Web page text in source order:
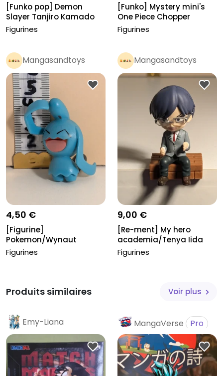
[Funko pop] Demon
Slayer Tanjiro Kamado
glow chse...
Figurines
[Funko] Mystery mini's
One Piece Chopper
Figurines
Mangasandtoys
Pro
4,50 €
[Figurine]
Pokemon/Wynaut
Figurines
Mangasandtoys
Pro
9,00 €
[Re-ment] My hero
academia/Tenya Iida
Figurines
Produits similaires Voir plus
Emy-Liana MangaVerse Pro